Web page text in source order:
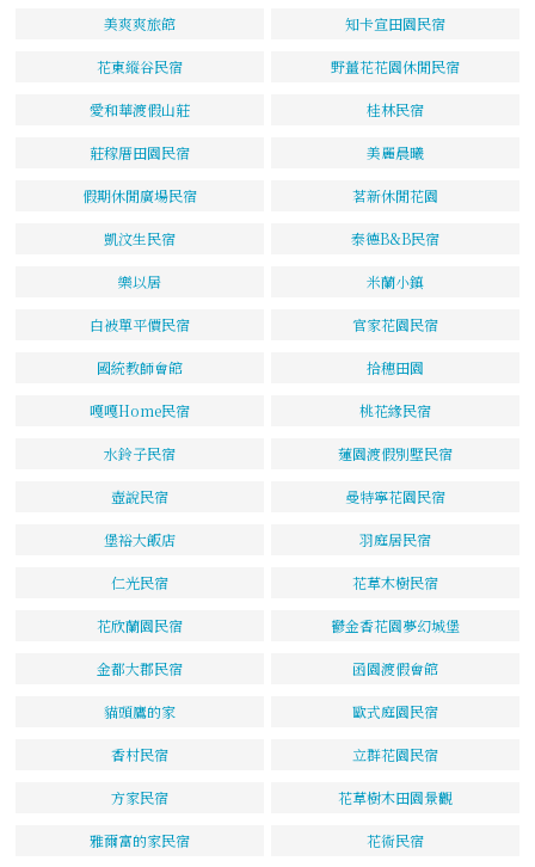
美爽爽旅館 知卡宣田園民宿
花東縱谷民宿 野薑花花園休閒民宿
愛和華渡假山莊 桂林民宿
莊稼厝田園民宿 美麗晨曦
假期休閒廣場民宿 茗新休閒花園
凱汶生民宿 泰德B&B民宿
樂以居 米蘭小鎮
白被單平價民宿 官家花園民宿
國統教師會館 拾穗田園
嘎嘎Home民宿 桃花緣民宿
水鈴子民宿 蓮園渡假別墅民宿
壺說民宿 曼特寧花園民宿
堡裕大飯店 羽庭居民宿
仁光民宿 花草木樹民宿
花欣蘭園民宿 鬱金香花園夢幻城堡
金都大郡民宿 函園渡假會館
貓頭鷹的家 歐式庭園民宿
香村民宿 立群花園民宿
方家民宿 花草樹木田園景觀
雅爾富的家民宿 花術民宿